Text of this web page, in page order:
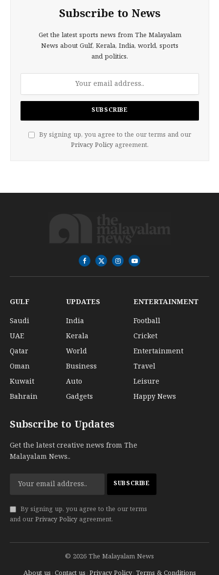
Subscribe to News
Get the latest sports news from The Malayalam
News about Gulf, Kerala, India, world, sports
and politics.
By signing up, you agree to the our terms and our
Privacy Policy agreement.
Facebook
X
(Twitter)
InstagramYouTube
GULF
Saudi
UAE
Qatar
Oman
Kuwait
Bahrain
UPDATES
India
Kerala
World
Business
Auto
Gadgets
ENTERTAINMENT
Football
Cricket
Entertainment
Travel
Leisure
Happy News
Subscribe to Updates
Get the latest creative news from The
Malayalam News..
By signing up, you agree to the our terms
and our Privacy Policy agreement.
© 2026 The Malayalam News